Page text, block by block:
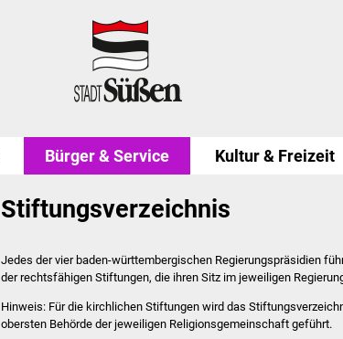
Bürger & Service Kultur & Freizeit
Stiftungsverzeichnis
Jedes der vier baden-württembergischen Regierungspräsidien
der rechtsfähigen Stiftungen, die ihren Sitz im jeweiligen
Hinweis: Für die kirchlichen Stiftungen wird das
obersten Behörde der jeweiligen Religionsgemeinschaft geführt.